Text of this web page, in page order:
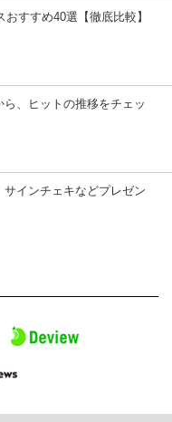
すすめ40選【徹底比較】
、ヒットの推移をチェッ
インチェキなどプレゼン